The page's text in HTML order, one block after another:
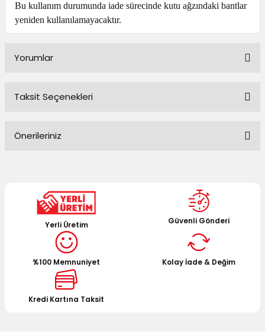
Bu kullanım durumunda iade sürecinde kutu ağzındaki bantlar
yeniden kullanılamayacaktır.
Yorumlar
Taksit Seçenekleri
Önerileriniz
kullanarak tarafımıza iletebilirsiniz.
Görüş ve önerileriniz için teşekkür ederiz.
Ürün resmi kalitesiz, bozuk veya görüntülenemiyor.
Ürün açıklamasında eksik bilgiler bulunuyor.
Ürün bilgilerinde hatalar bulunuyor.
Ürün fiyatı diğer sitelerden daha pahalı.
Bu ürüne benzer farklı alternatifler olmalı.
Yerli Üretim Güvenli Gönderi
%100 Memnuniyet Kolay İade & Değim
Kredi Kartına Taksit